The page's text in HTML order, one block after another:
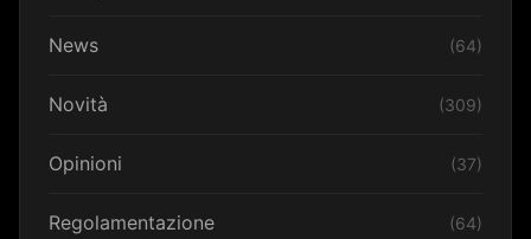
News (64)
Novità (309)
Opinioni (37)
Regolamentazione (64)